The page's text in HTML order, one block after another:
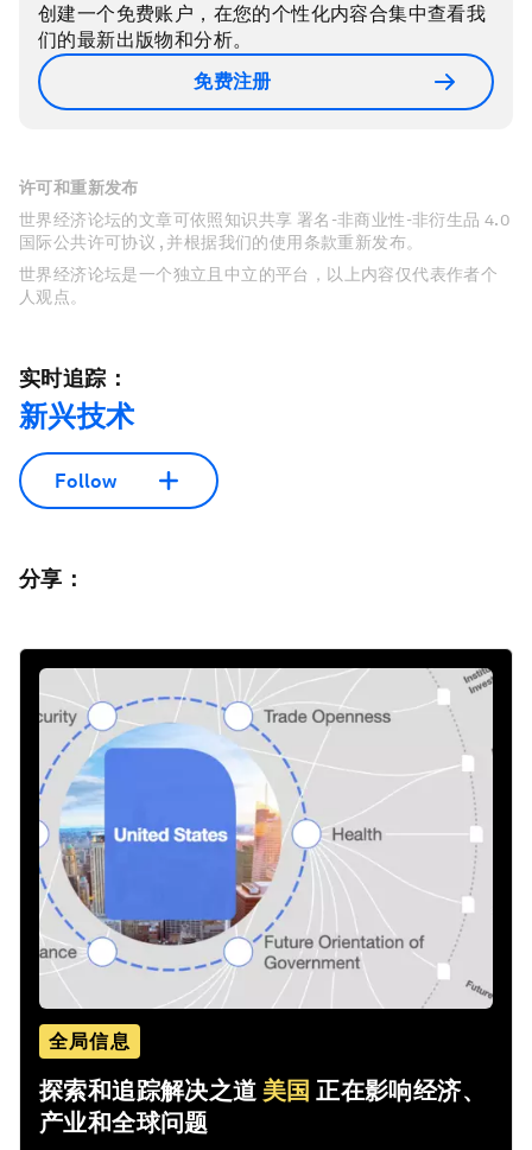
创建一个免费账户，在您的个性化内容合集中查看我
们的最新出版物和分析。
免费注册
许可和重新发布
世界经济论坛的文章可依照知识共享 署名-非商业性-非衍生品 4.0
国际公共许可协议 , 并根据我们的使用条款重新发布。
世界经济论坛是一个独立且中立的平台，以上内容仅代表作者个
人观点。
实时追踪：
新兴技术
Follow
分享：
全局信息
探索和追踪解决之道 美国 正在影响经济、
产业和全球问题